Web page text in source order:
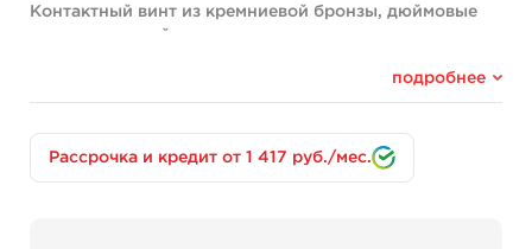
Контактный винт из кремниевой бронзы, дюймовые
катушки, легкий вес машинки.
Разработка и настройка тату машин McSim.
Рабочие характеристики: 6,6v - 105hz, 55% Duty.
Машина идеально подходит даже для начинающего
татуировщика, легкий вес, цепкий зажим,
профессиональные настройки.
подробнее
Рассрочка и кредит от 1 417 руб./мес.